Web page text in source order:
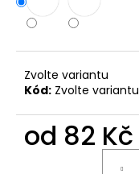
Zvolte variantu
Kód: Zvolte variantu
od 82 Kč
D
o
p
o
u
č